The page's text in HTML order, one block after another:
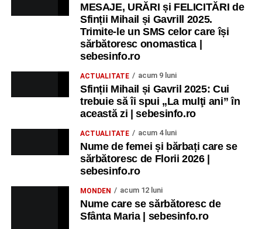
MESAJE, URĂRI și FELICITĂRI de
Sfinții Mihail și Gavrill 2025.
Trimite-le un SMS celor care își
sărbătoresc onomastica |
sebesinfo.ro
ACTUALITATE acum 9 luni
Sfinții Mihail și Gavril 2025: Cui
trebuie să îi spui „La mulţi ani” în
această zi | sebesinfo.ro
ACTUALITATE acum 4 luni
Nume de femei și bărbați care se
sărbătoresc de Florii 2026 |
sebesinfo.ro
MONDEN acum 12 luni
Nume care se sărbătoresc de
Sfânta Maria | sebesinfo.ro